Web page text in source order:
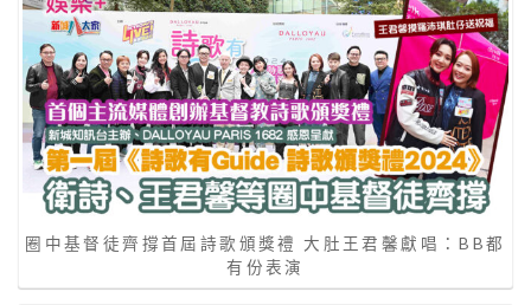
圈中基督徒齊撐首屆詩歌頒獎禮 大肚王君馨獻唱：BB都
有份表演